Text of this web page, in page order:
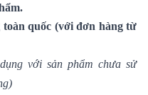
toàn quốc (với đơn hàng từ
với sản phẩm chưa sử